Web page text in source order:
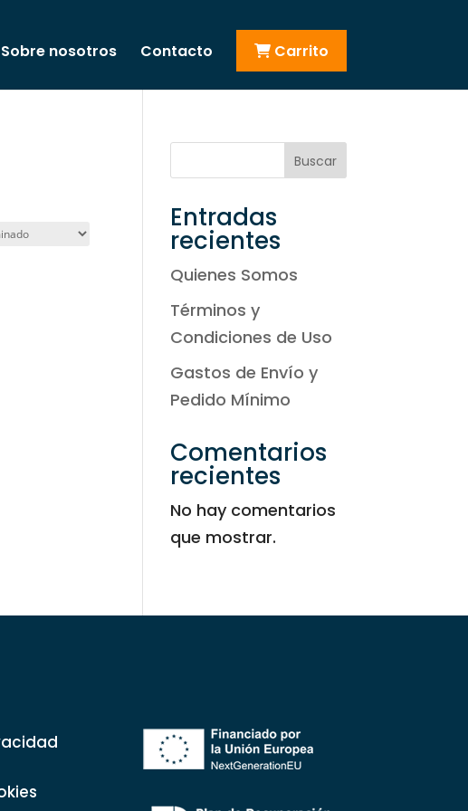
Sobre nosotros Contacto Carrito
Buscar
Entradas
recientes
Quienes Somos
Términos y
Condiciones de Uso
Gastos de Envío y
Pedido Mínimo
Comentarios
recientes
No hay comentarios
que mostrar.